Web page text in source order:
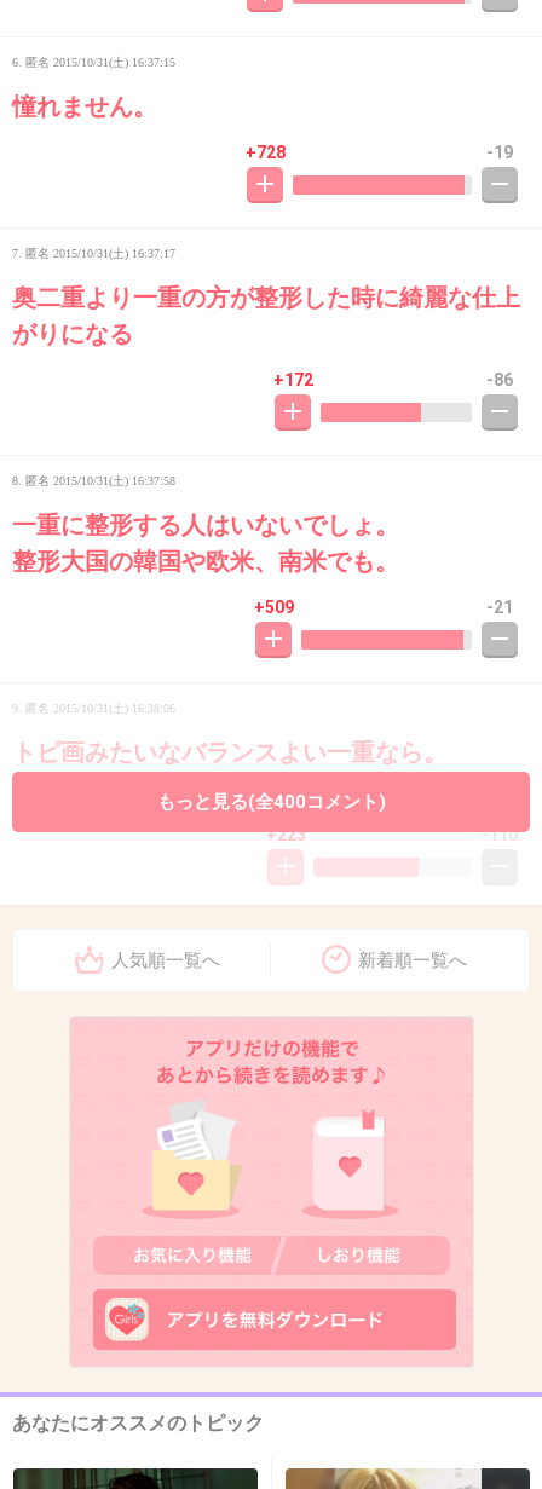
6. 匿名 2015/10/31(土) 16:37:15
憧れません。
+728 -19
7. 匿名 2015/10/31(土) 16:37:17
奥二重より一重の方が整形した時に綺麗な仕上
がりになる
+172 -86
8. 匿名 2015/10/31(土) 16:37:58
一重に整形する人はいないでしょ。
整形大国の韓国や欧米、南米でも。
+509 -21
9. 匿名 2015/10/31(土) 16:38:06
トピ画みたいなバランスよい一重なら。
+223 -110
ぶっちゃけいいえ
なぜなら私の鼻や輪郭などの顔立ちに一重はも
っとブサイクだったと思うから
しかし一重の女性を見ても蔑んではいません。
うまくメイク出来てたらクールだなーっと思
+443
11. 匿名2015/10/31(土) 16:38:20
もっと見る(全400コメント)
人気順一覧へ 新着順一覧へ
あなたにオススメのトピック